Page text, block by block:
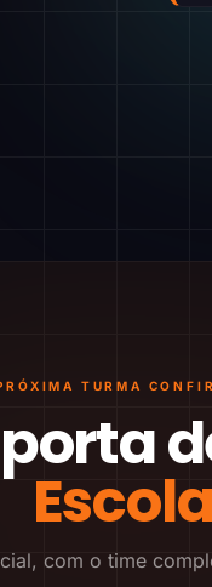
TURMA
Escola
com o time